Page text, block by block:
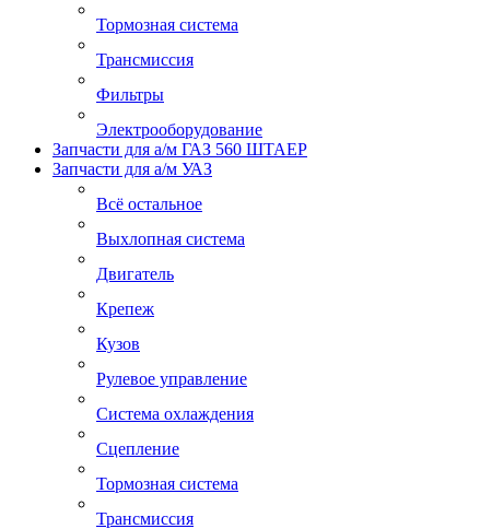
Тормозная система
Трансмиссия
Фильтры
Электрооборудование
Запчасти для а/м ГАЗ 560 ШТАЕР
Запчасти для а/м УАЗ
Всё остальное
Выхлопная система
Двигатель
Крепеж
Кузов
Рулевое управление
Система охлаждения
Сцепление
Тормозная система
Трансмиссия